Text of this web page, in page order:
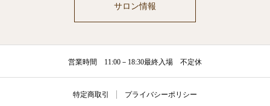
サロン情報
営業時間 11:00－18:30最終入場 不定休
特定商取引 プライバシーポリシー